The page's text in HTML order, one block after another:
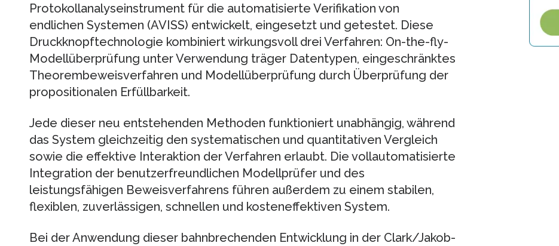
Protokollanalyseinstrument für die automatisierte Verifikation von
endlichen Systemen (AVISS) entwickelt, eingesetzt und getestet. Diese
Druckknopftechnologie kombiniert wirkungsvoll drei Verfahren: On-the-fly-
Modellüberprüfung unter Verwendung träger Datentypen, eingeschränktes
Theorembeweisverfahren und Modellüberprüfung durch Überprüfung der
propositionalen Erfüllbarkeit.
Jede dieser neu entstehenden Methoden funktioniert unabhängig, während
das System gleichzeitig den systematischen und quantitativen Vergleich
sowie die effektive Interaktion der Verfahren erlaubt. Die vollautomatisierte
Integration der benutzerfreundlichen Modellprüfer und des
leistungsfähigen Beweisverfahrens führen außerdem zu einem stabilen,
flexiblen, zuverlässigen, schnellen und kosteneffektiven System.
Bei der Anwendung dieser bahnbrechenden Entwicklung in der Clark/Jakob-